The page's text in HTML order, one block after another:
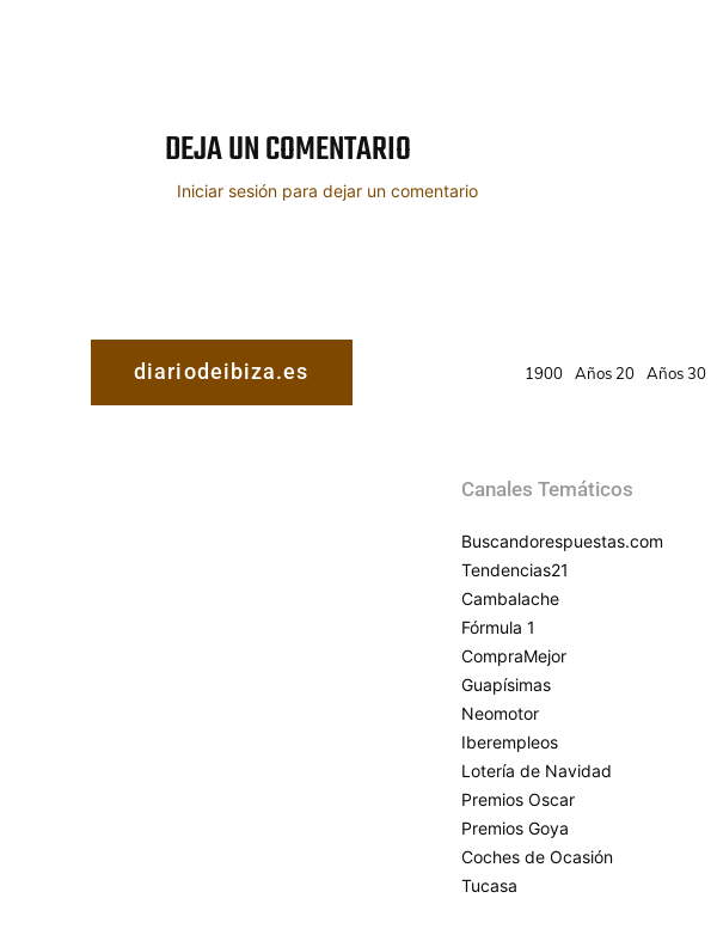
DEJA UN COMENTARIO
Iniciar sesión para dejar un comentario
diariodeibiza.es 1900 Años 20 Años 30
Canales Temáticos
Buscandorespuestas.com
Tendencias21
Cambalache
Fórmula 1
CompraMejor
Guapísimas
Neomotor
Iberempleos
Lotería de Navidad
Premios Oscar
Premios Goya
Coches de Ocasión
Tucasa